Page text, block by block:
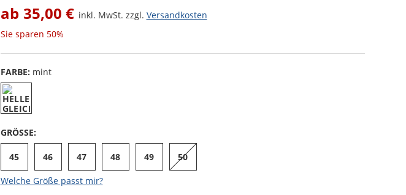
ab 35,00 € inkl. MwSt. zzgl. Versandkosten
Sie sparen 50%
FARBE: mint
GRÖSSE:
45 46 47 48 49 50
Welche Größe passt mir?